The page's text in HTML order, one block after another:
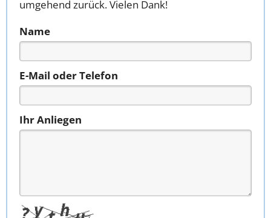
umgehend zurück. Vielen Dank!
Name
E-Mail oder Telefon
Ihr Anliegen